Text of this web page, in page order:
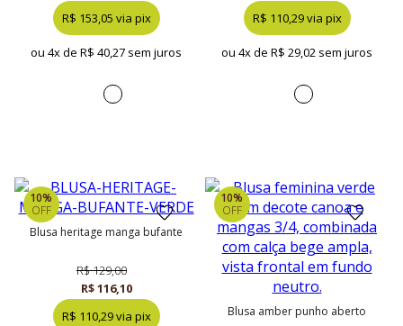
R$ 153,05 via pix
ou 4x de R$ 40,27 sem juros
R$ 110,29 via pix
ou 4x de R$ 29,02 sem juros
10%
OFF
blusa heritage manga bufante
R$ 129,00
R$ 116,10
R$ 110,29 via pix
10%
OFF
blusa amber punho aberto